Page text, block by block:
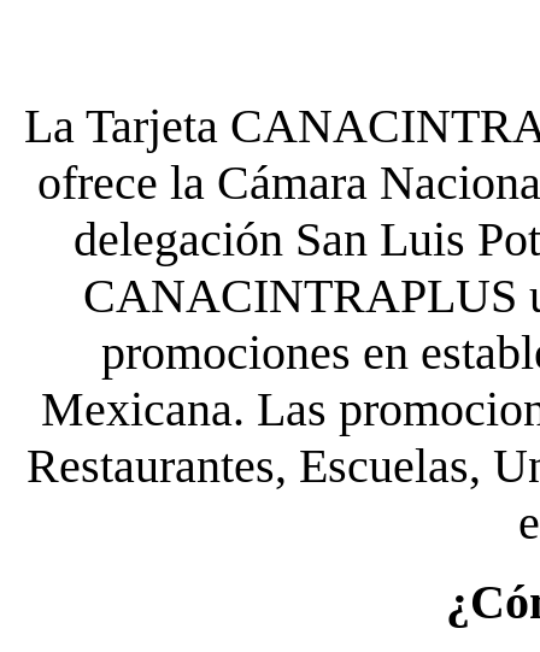
La Tarjeta
ofrece la Cámara
delegación San Luis
CANACINTRAPLUS
promociones en
Mexicana. Las
Restaurantes, Escuelas,